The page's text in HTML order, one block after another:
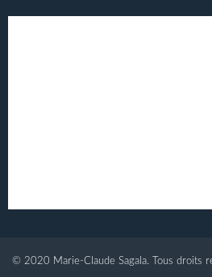
© 2020 Marie-Claude Sagala. Tous droits